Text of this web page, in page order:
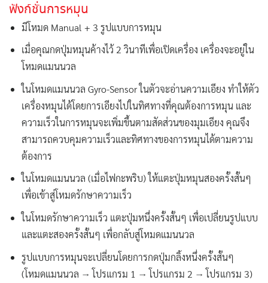
ฟังก์ชั่นการหมุน
มีโหมด Manual + 3 รูปแบบการหมุน
เมื่อคุณกดปุ่มหมุนค้างไว้ 2 วินาทีเพื่อเปิดเครื่อง เครื่องจะอยู่ใน
โหมดแมนนวล
ในโหมดแมนนวล Gyro-Sensor ในตัวจะอ่านความเอียง ทำให้ตัว
เครื่องหมุนได้โดยการเอียงไปในทิศทางที่คุณต้องการหมุน และ
ความเร็วในการหมุนจะเพิ่มขึ้นตามสัดส่วนของมุมเอียง คุณจึง
สามารถควบคุมความเร็วและทิศทางของการหมุนได้ตามความ
ต้องการ
ในโหมดแมนนวล (เมื่อไฟกะพริบ) ให้แตะปุ่มหมุนสองครั้งสั้นๆ
เพื่อเข้าสู่โหมดรักษาความเร็ว
ในโหมดรักษาความเร็ว แตะปุ่มหนึ่งครั้งสั้นๆ เพื่อเปลี่ยนรูปแบบ
และแตะสองครั้งสั้นๆ เพื่อกลับสู่โหมดแมนนวล
รูปแบบการหมุนจะเปลี่ยนโดยการกดปุ่มกลิ้งหนึ่งครั้งสั้นๆ
(โหมดแมนนวล → โปรแกรม 1 → โปรแกรม 2 → โปรแกรม 3)